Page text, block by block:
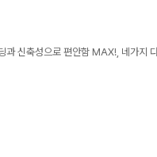
과 신축성으로 편안함 MAX!, 네가지